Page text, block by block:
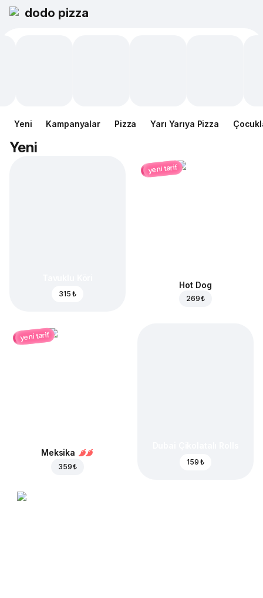
dodo pizza
Yeni Kampanyalar Pizza Yarı Yarıya Pizza
Yeni
315 ₺
yeni tarif
Hot Dog
269 ₺
yeni tarif
Meksika
359 ₺
159 ₺